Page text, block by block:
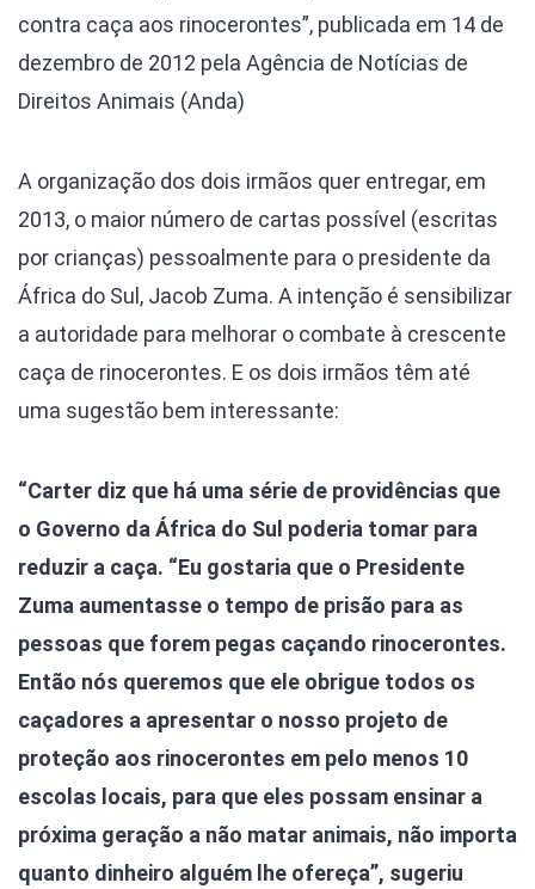
contra caça aos rinocerontes”, publicada em 14 de
dezembro de 2012 pela Agência de Notícias de
Direitos Animais (Anda)
A organização dos dois irmãos quer entregar, em
2013, o maior número de cartas possível (escritas
por crianças) pessoalmente para o presidente da
África do Sul, Jacob Zuma. A intenção é sensibilizar
a autoridade para melhorar o combate à crescente
caça de rinocerontes. E os dois irmãos têm até
uma sugestão bem interessante:
“Carter diz que há uma série de providências que
o Governo da África do Sul poderia tomar para
reduzir a caça. “Eu gostaria que o Presidente
Zuma aumentasse o tempo de prisão para as
pessoas que forem pegas caçando rinocerontes.
Então nós queremos que ele obrigue todos os
caçadores a apresentar o nosso projeto de
proteção aos rinocerontes em pelo menos 10
escolas locais, para que eles possam ensinar a
próxima geração a não matar animais, não importa
quanto dinheiro alguém lhe ofereça”, sugeriu